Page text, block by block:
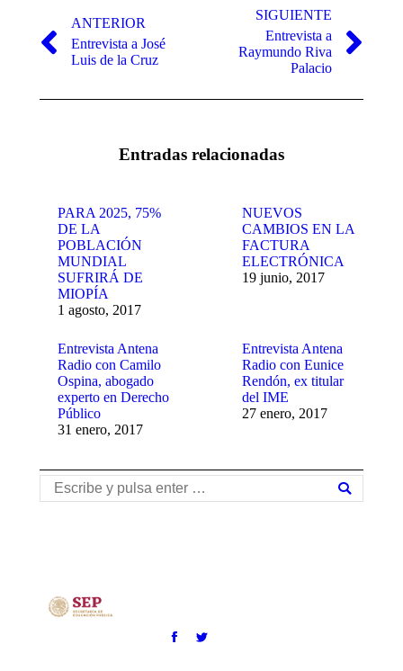
entre
publicaciones
ANTERIOR
Publicación
anterior:
Entrevista a José
Luis de la Cruz
SIGUIENTE
Publicación
siguiente:
Entrevista a
Raymundo Riva
Palacio
Entradas relacionadas
PARA 2025, 75%
DE LA
POBLACIÓN
MUNDIAL
SUFRIRÁ DE
MIOPÍA
1 agosto, 2017
NUEVOS
CAMBIOS EN LA
FACTURA
ELECTRÓNICA
19 junio, 2017
Entrevista Antena
Radio con Camilo
Ospina, abogado
experto en Derecho
Público
31 enero, 2017
Entrevista Antena
Radio con Eunice
Rendón, ex titular
del IME
27 enero, 2017
Buscar: